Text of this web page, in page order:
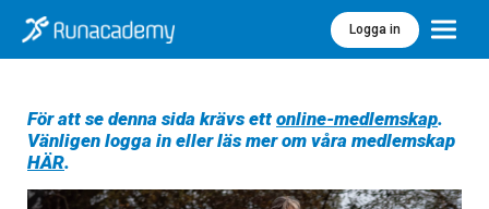
Logga in Meny
För att se denna sida krävs ett online-medlemskap.
Vänligen logga in eller läs mer om våra medlemskap
HÄR.